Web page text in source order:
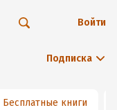
Подписка
Войти
Бесплатные книги